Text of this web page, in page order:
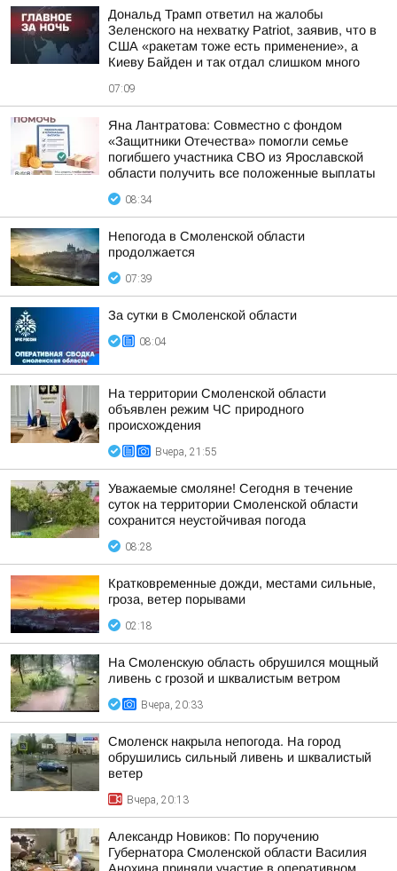
Дональд Трамп ответил на жалобы
Зеленского на нехватку Patriot, заявив, что в
США «ракетам тоже есть применение», а
Киеву Байден и так отдал слишком много
07:09
Яна Лантратова: Совместно с фондом
«Защитники Отечества» помогли семье
погибшего участника СВО из Ярославской
области получить все положенные выплаты
08:34
Непогода в Смоленской области
продолжается
07:39
За сутки в Смоленской области
08:04
На территории Смоленской области
объявлен режим ЧС природного
происхождения
Вчера, 21:55
Уважаемые смоляне! Сегодня в течение
суток на территории Смоленской области
сохранится неустойчивая погода
08:28
Кратковременные дожди, местами сильные,
гроза, ветер порывами
02:18
На Смоленскую область обрушился мощный
ливень с грозой и шквалистым ветром
Вчера, 20:33
Смоленск накрыла непогода. На город
обрушились сильный ливень и шквалистый
ветер
Вчера, 20:13
Александр Новиков: По поручению
Губернатора Смоленской области Василия